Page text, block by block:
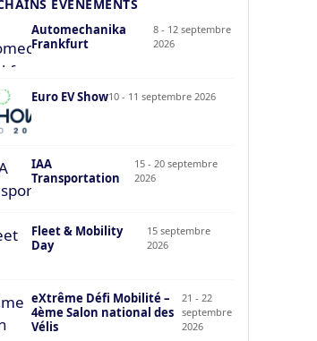
ÉVÉNEMENTS
Automechanika
Frankfurt
8 - 12 septembre
2026
Euro EV Show10 - 11 septembre 2026
IAA
Transportation
15 - 20 septembre
2026
Fleet & Mobility
Day
15 septembre
2026
eXtrême Défi Mobilité –
4ème Salon national des
Vélis
21 - 22
septembre
2026